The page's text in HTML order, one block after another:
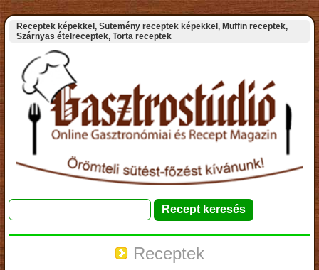
Receptek képekkel, Sütemény receptek képekkel, Muffin receptek,
Szárnyas ételreceptek, Torta receptek
Receptek